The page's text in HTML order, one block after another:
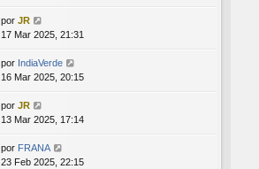
por JR
17 Mar 2025, 21:31
por IndiaVerde
16 Mar 2025, 20:15
por JR
13 Mar 2025, 17:14
por FRANA
23 Feb 2025, 22:15